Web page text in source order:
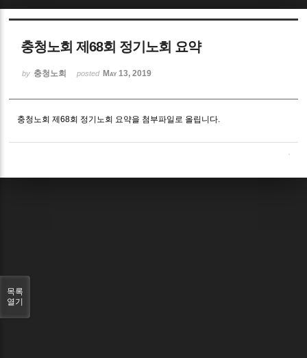
충청노회 제68회 정기노회 요약
by 충청노회 posted May 13, 2019
충청노회 제68회 정기노회 요약을 첨부파일로 올립니다.
목록
열기
Sketchbook5, 스케치북5
Sketchbook5, 스케치북5